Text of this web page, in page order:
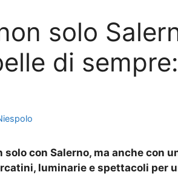
solo
di
solo con Salerno, ma anche
luminarie e spettacoli per